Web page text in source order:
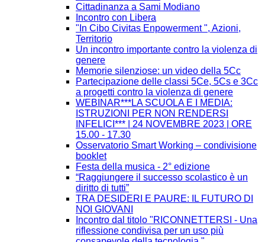
Cittadinanza a Sami Modiano
Incontro con Libera
"In Cibo Civitas Enpowerment ", Azioni,
Territorio
Un incontro importante contro la violenza di
genere
Memorie silenziose: un video della 5Cc
Partecipazione delle classi 5Ce, 5Cs e 3Cc
a progetti contro la violenza di genere
WEBINAR***LA SCUOLA E I MEDIA:
ISTRUZIONI PER NON RENDERSI
INFELICI*** | 24 NOVEMBRE 2023 | ORE
15.00 - 17.30
Osservatorio Smart Working – condivisione
booklet
Festa della musica - 2° edizione
“Raggiungere il successo scolastico è un
diritto di tutti”
TRA DESIDERI E PAURE: IL FUTURO DI
NOI GIOVANI
Incontro dal titolo "RICONNETTERSI - Una
riflessione condivisa per un uso più